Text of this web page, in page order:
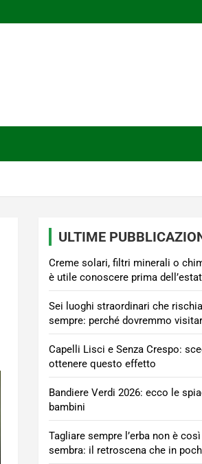
ULTIME
Creme solari, filtri minerali o
è utile conoscere prima
Sei luoghi straordinari che
sempre: perché dovremmo
Capelli Lisci e Senza Crespo:
ottenere questo effetto
Bandiere Verdi 2026: ecco le
bambini
Tagliare sempre l’erba non è
sembra: il retroscena che in